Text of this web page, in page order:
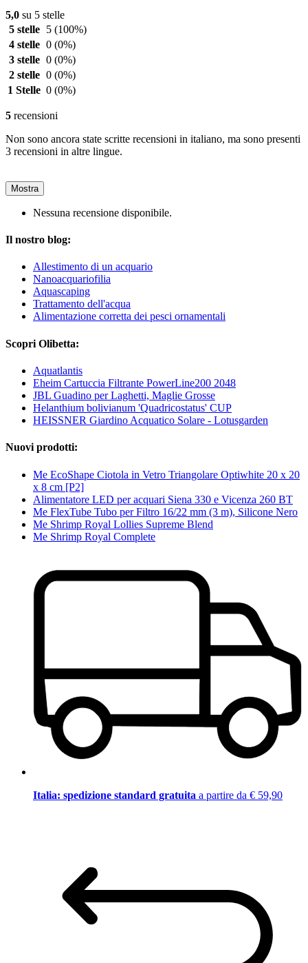
5,0 su 5 stelle
5 stelle
5 (100%)
4 stelle 0 (0%)
3 stelle 0 (0%)
2 stelle 0 (0%)
1 Stelle 0 (0%)
5 recensioni
Non sono ancora state scritte recensioni in italiano, ma sono presenti
3 recensioni in altre lingue.
Mostra
Nessuna recensione disponibile.
Il nostro blog:
Allestimento di un acquario
Nanoacquariofilia
Aquascaping
Trattamento dell'acqua
Alimentazione corretta dei pesci ornamentali
Scopri Olibetta:
Aquatlantis
Eheim Cartuccia Filtrante PowerLine200 2048
JBL Guadino per Laghetti, Maglie Grosse
Helanthium bolivianum 'Quadricostatus' CUP
HEISSNER Giardino Acquatico Solare - Lotusgarden
Nuovi prodotti:
Me EcoShape Ciotola in Vetro Triangolare Optiwhite 20 x 20
x 8 cm [P2]
Alimentatore LED per acquari Siena 330 e Vicenza 260 BT
Me FlexTube Tubo per Filtro 16/22 mm (3 m), Silicone Nero
Me Shrimp Royal Lollies Supreme Blend
Me Shrimp Royal Complete
Italia: spedizione standard gratuita a partire da € 59,90